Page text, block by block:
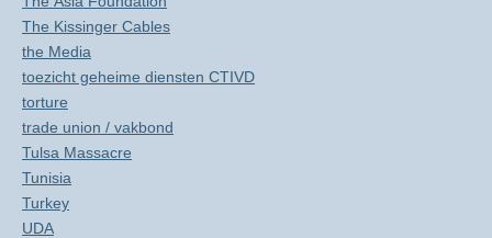
The Kissinger Cables
the Media
toezicht geheime diensten CTIVD
torture
trade union / vakbond
Tulsa Massacre
Tunisia
Turkey
UDA